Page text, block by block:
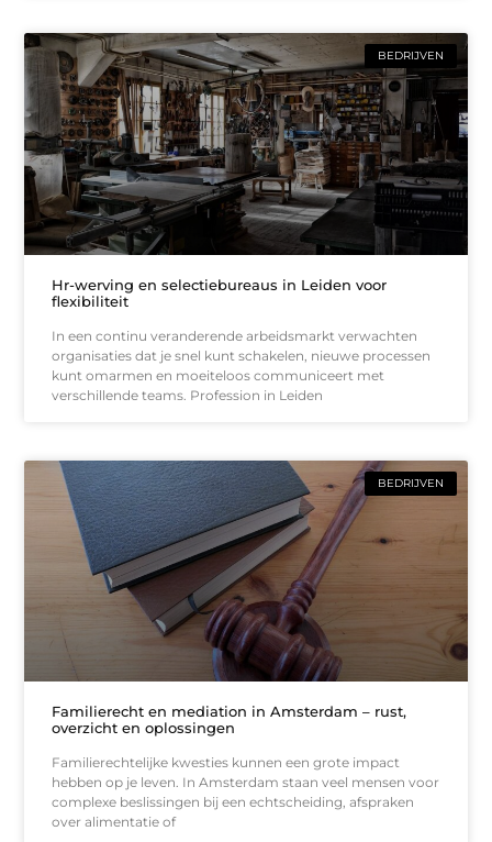
BEDRIJVEN
Hr-werving en selectiebureaus in Leiden voor
flexibiliteit
In een continu veranderende arbeidsmarkt verwachten
organisaties dat je snel kunt schakelen, nieuwe processen
kunt omarmen en moeiteloos communiceert met
verschillende teams. Profession in Leiden
BEDRIJVEN
Familierecht en mediation in Amsterdam – rust,
overzicht en oplossingen
Familierechtelijke kwesties kunnen een grote impact
hebben op je leven. In Amsterdam staan veel mensen voor
complexe beslissingen bij een echtscheiding, afspraken
over alimentatie of